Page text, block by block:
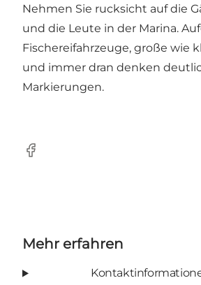
Nehmen Sie rucksicht auf die
und die Leute in der Marina.
Fischereifahrzeuge, große wie
und immer dran denken
Markierungen.
Facebook
Mehr erfahren